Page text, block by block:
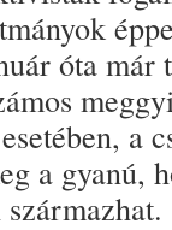
óta
a
a gyanú,